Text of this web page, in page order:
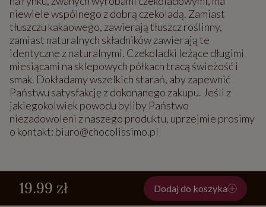
niewiele wspólnego z dobrą czekoladą. Zamiast
tłuszczu kakaowego, zawierają tłuszcz roślinny,
zamiast naturalnych składników zawierają te
identyczne z naturalnymi. Czekoladki leżące długimi
miesiącami na sklepowych półkach tracą świeżość i
smak. Dokładamy wszelkich starań, aby zapewnić
Państwu satysfakcję z dokonanego zakupu. Jeśli z
jakiegokolwiek powodu byliby Państwo
niezadowoleni z naszego produktu, uprzejmie prosimy
o kontakt: biuro@chocolissimo.pl
19.99 zł Dodaj do koszyka